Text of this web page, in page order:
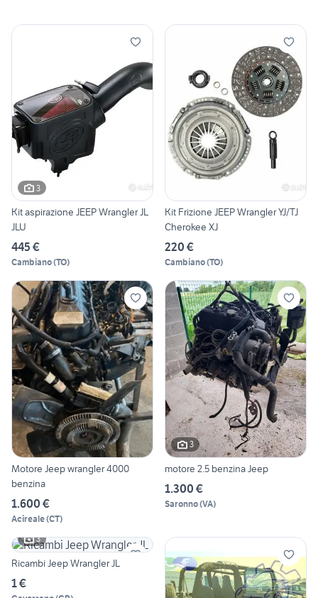
3
Kit aspirazione JEEP Wrangler JL
JLU
445 €
Cambiano(TO)
Kit Frizione JEEP Wrangler YJ/TJ
Cherokee XJ
220 €
Cambiano(TO)
Motore Jeep wrangler 4000
benzina
1.600 €
Acireale(CT)
3
motore 2.5 benzina Jeep
1.300 €
Saronno(VA)
3
Ricambi Jeep Wrangler JL
1 €